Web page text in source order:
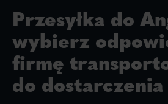
Przesyłka do
wybierz
firmę
do